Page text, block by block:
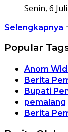
Senin, 6
Selengkapnya
Popular
Anom
Berita
Bupati
pemalang
Berita